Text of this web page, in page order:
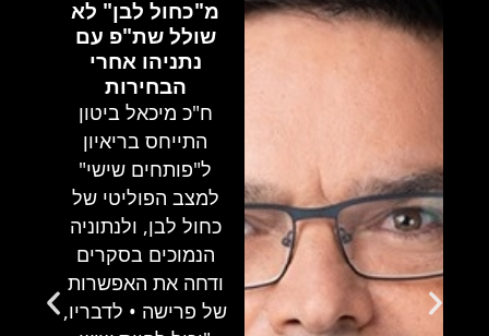
מ"כחול לבן" לא
שולל שת"פ עם
נתניהו אחרי
הבחירות
ח"כ מיכאל ביטון
התייחס בריאיון
ל"פותחים שישי"
למצב הפוליטי של
כחול לבן, ולנתוניה
הנמוכים בסקרים
ודחה את האפשרות
של פרישה • לדבריו,